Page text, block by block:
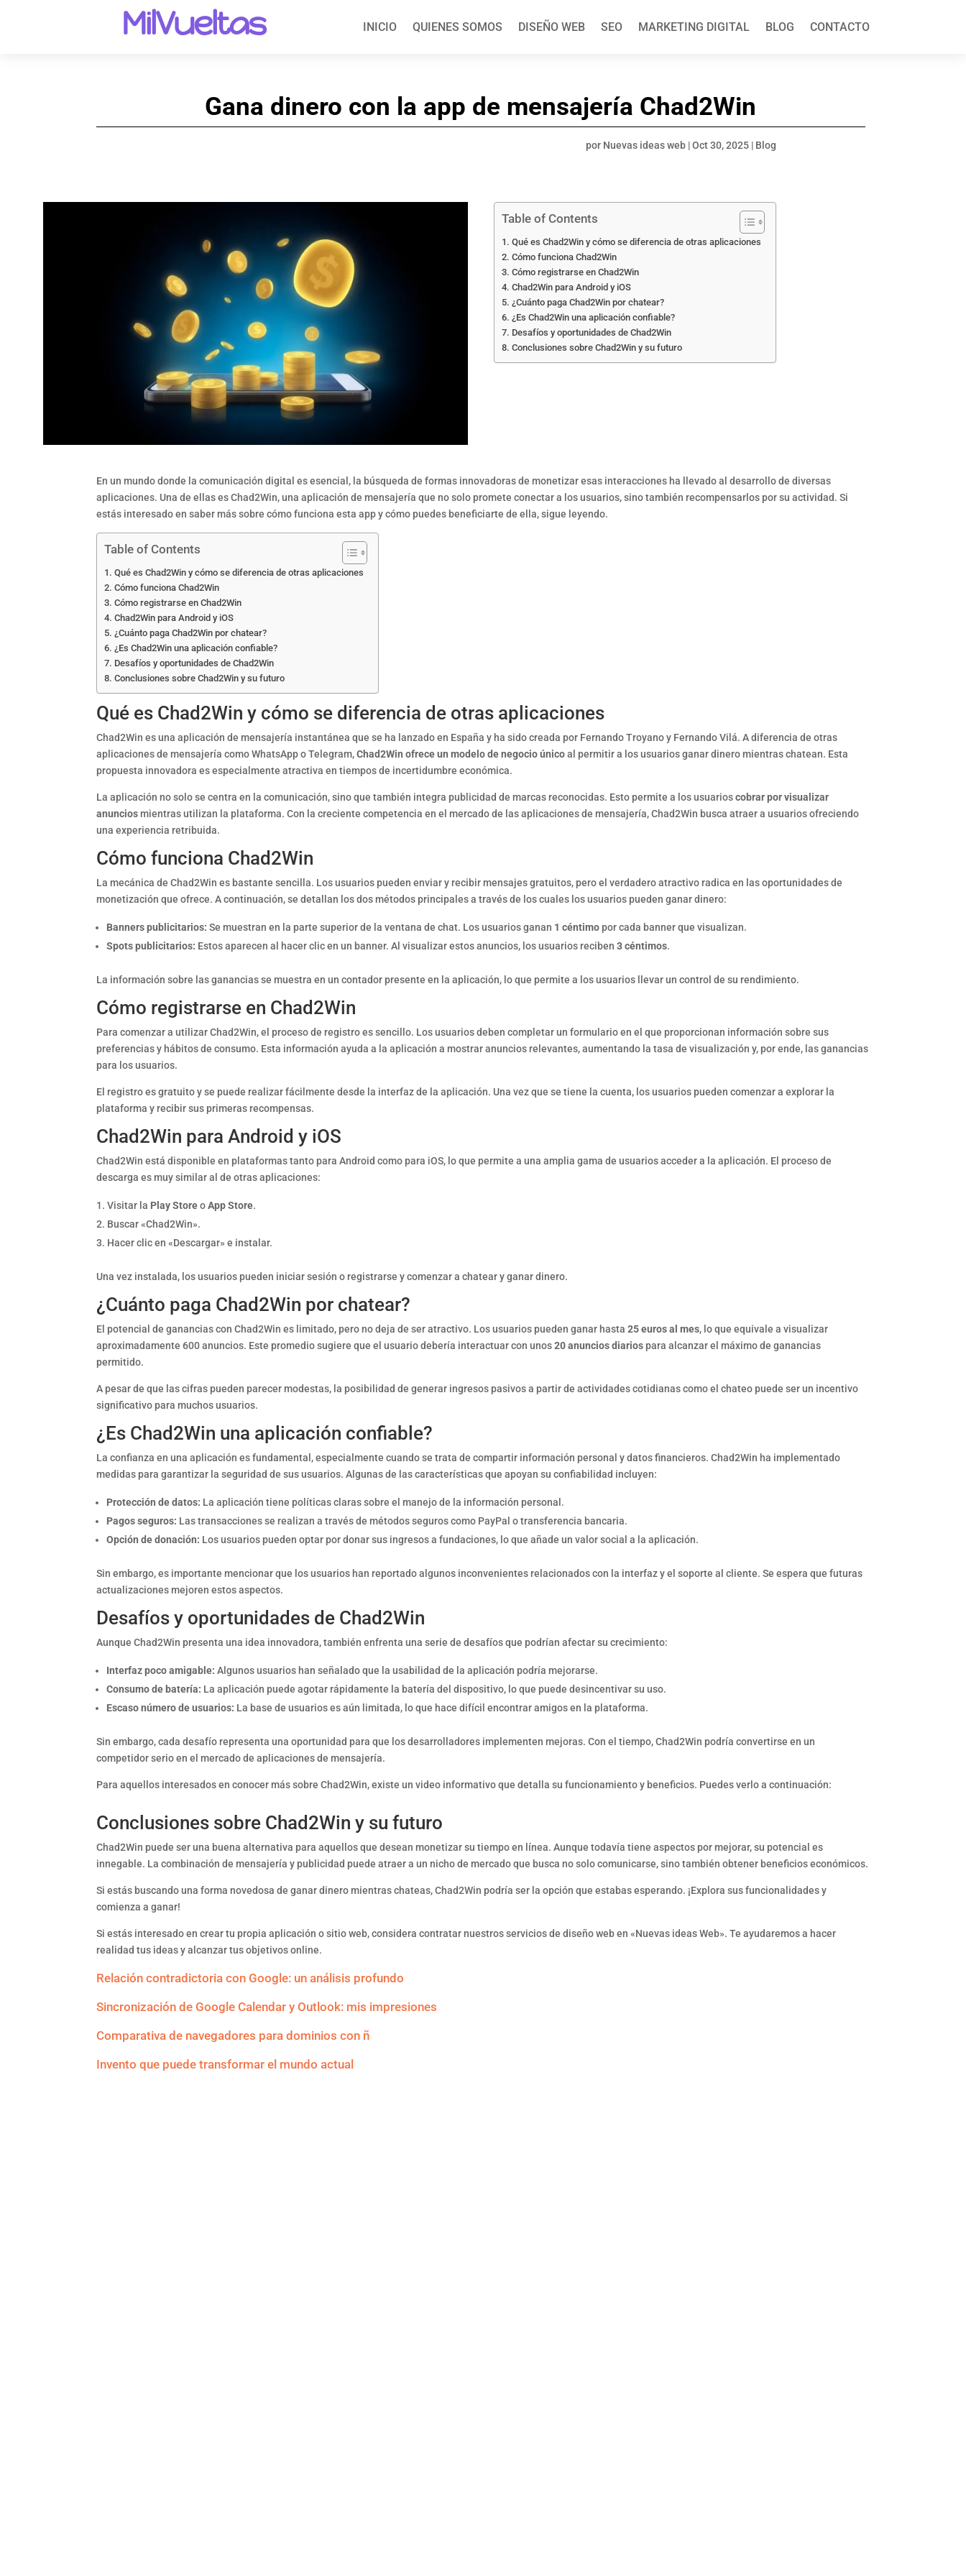
MilVueltas INICIO QUIENES SOMOS DISEÑO WEB SEO MARKETING DIGITAL BLOG CONTACTO
Gana dinero con la app de mensajería Chad2Win
por Nuevas ideas web|Oct 30, 2025| Blog
Table of Contents
Qué es Chad2Win y cómo se diferencia de otras aplicaciones
Cómo funciona Chad2Win
Cómo registrarse en Chad2Win
Chad2Win para Android y iOS
¿Cuánto paga Chad2Win por chatear?
¿Es Chad2Win una aplicación confiable?
Desafíos y oportunidades de Chad2Win
Conclusiones sobre Chad2Win y su futuro
En un mundo donde la comunicación digital es esencial, la búsqueda de formas innovadoras de monetizar esas interacciones ha llevado al desarrollo de diversas
aplicaciones. Una de ellas es Chad2Win, una aplicación de mensajería que no solo promete conectar a los usuarios, sino también recompensarlos por su actividad. Si
estás interesado en saber más sobre cómo funciona esta app y cómo puedes beneficiarte de ella, sigue leyendo.
Table of Contents
Qué es Chad2Win y cómo se diferencia de otras aplicaciones
Cómo funciona Chad2Win
Cómo registrarse en Chad2Win
Chad2Win para Android y iOS
¿Cuánto paga Chad2Win por chatear?
¿Es Chad2Win una aplicación confiable?
Desafíos y oportunidades de Chad2Win
Conclusiones sobre Chad2Win y su futuro
Qué es Chad2Win y cómo se diferencia de otras aplicaciones
Chad2Win es una aplicación de mensajería instantánea que se ha lanzado en España y ha sido creada por Fernando Troyano y Fernando Vilá. A diferencia de otras
aplicaciones de mensajería como WhatsApp o Telegram,Chad2Win ofrece un modelo de negocio únicoal permitir a los usuarios ganar dinero mientras chatean. Esta
propuesta innovadora es especialmente atractiva en tiempos de incertidumbre económica.
La aplicación no solo se centra en la comunicación, sino que también integra publicidad de marcas reconocidas. Esto permite a los usuarioscobrar por visualizar
anunciosmientras utilizan la plataforma. Con la creciente competencia en el mercado de las aplicaciones de mensajería, Chad2Win busca atraer a usuarios ofreciendo
una experiencia retribuida.
Cómo funciona Chad2Win
La mecánica de Chad2Win es bastante sencilla. Los usuarios pueden enviar y recibir mensajes gratuitos, pero el verdadero atractivo radica en las oportunidades de
monetización que ofrece. A continuación, se detallan los dos métodos principales a través de los cuales los usuarios pueden ganar dinero:
Banners publicitarios: Se muestran en la parte superior de la ventana de chat. Los usuarios ganan 1 céntimo por cada banner que visualizan.
Spots publicitarios: Estos aparecen al hacer clic en un banner. Al visualizar estos anuncios, los usuarios reciben3 céntimos.
La información sobre las ganancias se muestra en un contador presente en la aplicación, lo que permite a los usuarios llevar un control de su rendimiento.
Cómo registrarse en Chad2Win
Para comenzar a utilizar Chad2Win, el proceso de registro es sencillo. Los usuarios deben completar un formulario en el que proporcionan información sobre sus
preferencias y hábitos de consumo. Esta información ayuda a la aplicación a mostrar anuncios relevantes, aumentando la tasa de visualización y, por ende, las ganancias
para los usuarios.
El registro es gratuito y se puede realizar fácilmente desde la interfaz de la aplicación. Una vez que se tiene la cuenta, los usuarios pueden comenzar a explorar la
plataforma y recibir sus primeras recompensas.
Chad2Win para Android y iOS
Chad2Win está disponible en plataformas tanto para Android como para iOS, lo que permite a una amplia gama de usuarios acceder a la aplicación. El proceso de
descarga es muy similar al de otras aplicaciones:
Visitar la Play StoreoApp Store.
Buscar «Chad2Win».
Hacer clic en «Descargar» e instalar.
Una vez instalada, los usuarios pueden iniciar sesión o registrarse y comenzar a chatear y ganar dinero.
¿Cuánto paga Chad2Win por chatear?
El potencial de ganancias con Chad2Win es limitado, pero no deja de ser atractivo. Los usuarios pueden ganar hasta25 euros al mes, lo que equivale a visualizar
aproximadamente 600 anuncios. Este promedio sugiere que el usuario debería interactuar con unos20 anuncios diarios para alcanzar el máximo de ganancias
permitido.
A pesar de que las cifras pueden parecer modestas, la posibilidad de generar ingresos pasivos a partir de actividades cotidianas como el chateo puede ser un incentivo
significativo para muchos usuarios.
¿Es Chad2Win una aplicación confiable?
La confianza en una aplicación es fundamental, especialmente cuando se trata de compartir información personal y datos financieros. Chad2Win ha implementado
medidas para garantizar la seguridad de sus usuarios. Algunas de las características que apoyan su confiabilidad incluyen:
Protección de datos: La aplicación tiene políticas claras sobre el manejo de la información personal.
Pagos seguros: Las transacciones se realizan a través de métodos seguros como PayPal o transferencia bancaria.
Opción de donación: Los usuarios pueden optar por donar sus ingresos a fundaciones, lo que añade un valor social a la aplicación.
Sin embargo, es importante mencionar que los usuarios han reportado algunos inconvenientes relacionados con la interfaz y el soporte al cliente. Se espera que futuras
actualizaciones mejoren estos aspectos.
Desafíos y oportunidades de Chad2Win
Aunque Chad2Win presenta una idea innovadora, también enfrenta una serie de desafíos que podrían afectar su crecimiento:
Interfaz poco amigable: Algunos usuarios han señalado que la usabilidad de la aplicación podría mejorarse.
Consumo de batería: La aplicación puede agotar rápidamente la batería del dispositivo, lo que puede desincentivar su uso.
Escaso número de usuarios: La base de usuarios es aún limitada, lo que hace difícil encontrar amigos en la plataforma.
Sin embargo, cada desafío representa una oportunidad para que los desarrolladores implementen mejoras. Con el tiempo, Chad2Win podría convertirse en un
competidor serio en el mercado de aplicaciones de mensajería.
Para aquellos interesados en conocer más sobre Chad2Win, existe un video informativo que detalla su funcionamiento y beneficios. Puedes verlo a continuación:
Conclusiones sobre Chad2Win y su futuro
Chad2Win puede ser una buena alternativa para aquellos que desean monetizar su tiempo en línea. Aunque todavía tiene aspectos por mejorar, su potencial es
innegable. La combinación de mensajería y publicidad puede atraer a un nicho de mercado que busca no solo comunicarse, sino también obtener beneficios económicos.
Si estás buscando una forma novedosa de ganar dinero mientras chateas, Chad2Win podría ser la opción que estabas esperando. ¡Explora sus funcionalidades y
comienza a ganar!
Si estás interesado en crear tu propia aplicación o sitio web, considera contratar nuestros servicios de diseño web en «Nuevas ideas Web». Te ayudaremos a hacer
realidad tus ideas y alcanzar tus objetivos online.
Relación contradictoria con Google: un análisis profundo
Sincronización de Google Calendar y Outlook: mis impresiones
Comparativa de navegadores para dominios con ñ
Invento que puede transformar el mundo actual